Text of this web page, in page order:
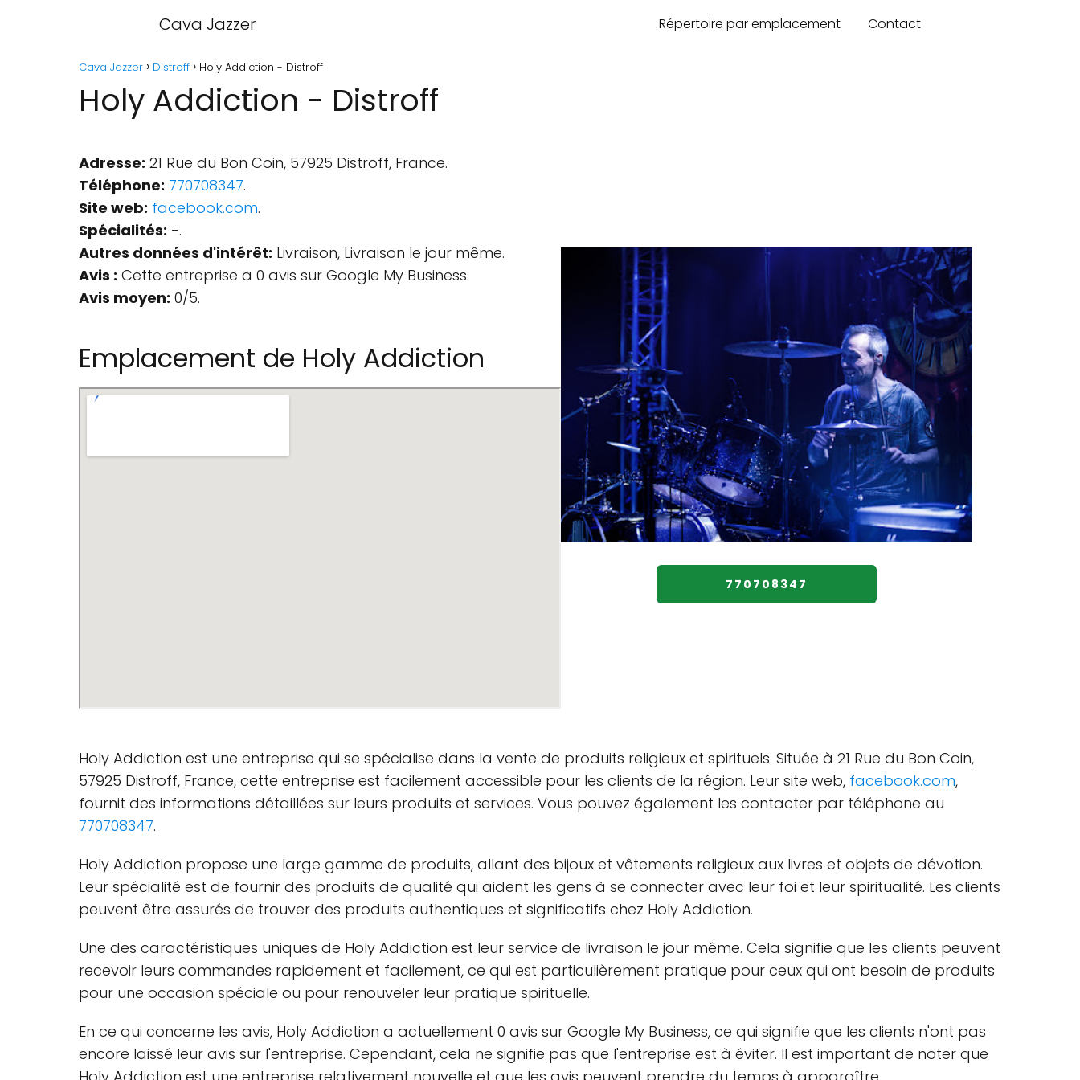
Cava Jazzer Répertoire par emplacement Contact
Cava Jazzer Distroff Holy Addiction - Distroff
Holy Addiction - Distroff
Adresse: 21 Rue du Bon Coin, 57925 Distroff, France.
Téléphone: 770708347.
Site web: facebook.com.
Spécialités: -.
Autres données d'intérêt: Livraison, Livraison le jour même.
Avis : Cette entreprise a 0 avis sur Google My Business.
Avis moyen: 0/5.
Emplacement de Holy Addiction
770708347
Holy Addiction est une entreprise qui se spécialise dans la vente de produits religieux et spirituels. Située à 21 Rue du Bon Coin,
57925 Distroff, France, cette entreprise est facilement accessible pour les clients de la région. Leur site web, facebook.com,
fournit des informations détaillées sur leurs produits et services. Vous pouvez également les contacter par téléphone au
770708347.
Holy Addiction propose une large gamme de produits, allant des bijoux et vêtements religieux aux livres et objets de dévotion.
Leur spécialité est de fournir des produits de qualité qui aident les gens à se connecter avec leur foi et leur spiritualité. Les clients
peuvent être assurés de trouver des produits authentiques et significatifs chez Holy Addiction.
Une des caractéristiques uniques de Holy Addiction est leur service de livraison le jour même. Cela signifie que les clients peuvent
recevoir leurs commandes rapidement et facilement, ce qui est particulièrement pratique pour ceux qui ont besoin de produits
pour une occasion spéciale ou pour renouveler leur pratique spirituelle.
En ce qui concerne les avis, Holy Addiction a actuellement 0 avis sur Google My Business, ce qui signifie que les clients n'ont pas
encore laissé leur avis sur l'entreprise. Cependant, cela ne signifie pas que l'entreprise est à éviter. Il est important de noter que